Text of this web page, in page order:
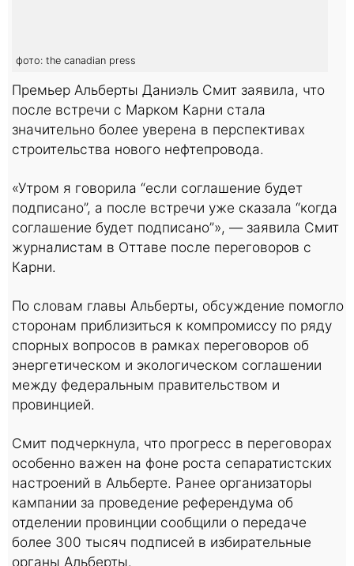
фото: the canadian press
Премьер Альберты Даниэль Смит заявила, что
после встречи с Марком Карни стала
значительно более уверена в перспективах
строительства нового нефтепровода.
«Утром я говорила “если соглашение будет
подписано”, а после встречи уже сказала “когда
соглашение будет подписано”», — заявила Смит
журналистам в Оттаве после переговоров с
Карни.
По словам главы Альберты, обсуждение помогло
сторонам приблизиться к компромиссу по ряду
спорных вопросов в рамках переговоров об
энергетическом и экологическом соглашении
между федеральным правительством и
провинцией.
Смит подчеркнула, что прогресс в переговорах
особенно важен на фоне роста сепаратистских
настроений в Альберте. Ранее организаторы
кампании за проведение референдума об
отделении провинции сообщили о передаче
более 300 тысяч подписей в избирательные
органы Альберты.